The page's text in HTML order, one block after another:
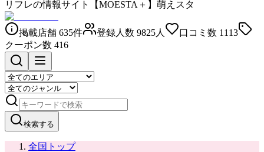
リフレの情報サイト【MOESTA＋】萌えスタ
掲載店舗 635件 登録人数 9825人 口コミ数 1113
クーポン数 416
検索する
全国トップ